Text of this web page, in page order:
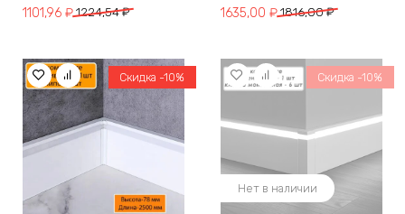
1224,54₽
Первоначальная
1224,54 ₽.
1101,96 ₽
Текущая
1816,00₽
Первоначальная
1816,00 ₽.
1635,00 ₽
Текущая
Скидка -10%
Нет в наличии
Скидка -10%